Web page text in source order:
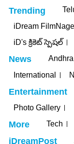
Trending
iDream
iD's క్రికెట్ స్పెషల్
News
International
Entertainment
Photo Gallery
More Tech
iDreamPost